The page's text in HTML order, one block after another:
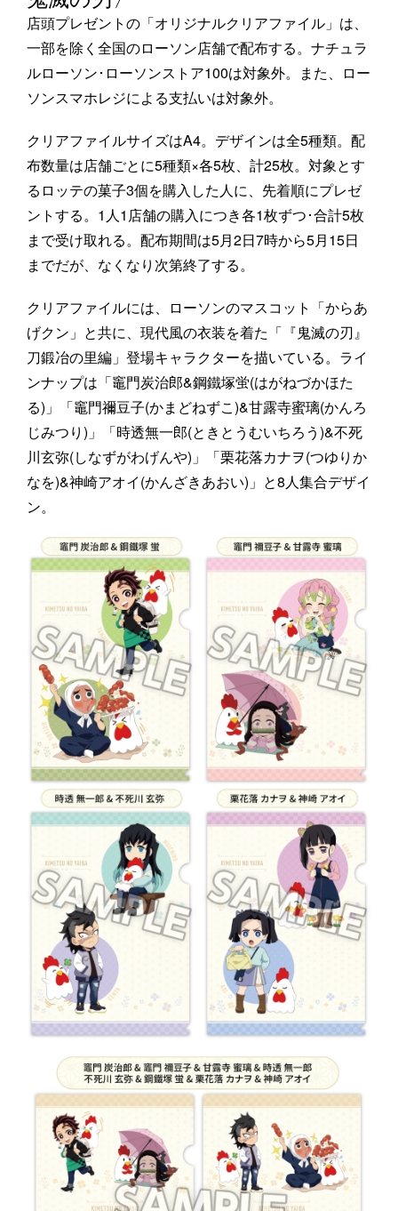
店頭プレゼントの「オリジナルクリアファイル」は、
一部を除く全国のローソン店舗で配布する。ナチュラ
ルローソン･ローソンストア100は対象外。また、ロー
ソンスマホレジによる支払いは対象外。
クリアファイルサイズはA4。デザインは全5種類。配
布数量は店舗ごとに5種類×各5枚、計25枚。対象とす
るロッテの菓子3個を購入した人に、先着順にプレゼ
ントする。1人1店舗の購入につき各1枚ずつ･合計5枚
まで受け取れる。配布期間は5月2日7時から5月15日
までだが、なくなり次第終了する。
クリアファイルには、ローソンのマスコット「からあ
げクン」と共に、現代風の衣装を着た「『鬼滅の刃』
刀鍛冶の里編」登場キャラクターを描いている。ライ
ンナップは「竈門炭治郎&鋼鐵塚蛍(はがねづかほた
る)」「竈門禰豆子(かまどねずこ)&甘露寺蜜璃(かんろ
じみつり)」「時透無一郎(ときとうむいちろう)&不死
川玄弥(しなずがわげんや)」「栗花落カナヲ(つゆりか
なを)&神崎アオイ(かんざきあおい)」と8人集合デザイ
ン。